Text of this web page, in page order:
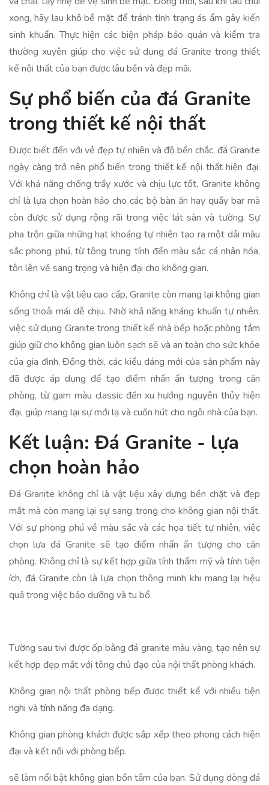
xong, hãy lau khô bề mặt để tránh tình trạng ás ẩm gây kiến
sinh khuẩn. Thực hiện các biện pháp bảo quản và kiểm tra
thường xuyên giúp cho việc sử dụng đá Granite trong thiết
kế nội thất của bạn được lâu bền và đẹp mãi.
Sự phổ biến của đá Granite
trong thiết kế nội thất
Được biết đến với vẻ đẹp tự nhiên và độ bền chắc, đá Granite
ngày càng trở nên phổ biến trong thiết kế nội thất hiện đại.
Với khả năng chống trầy xước và chịu lực tốt, Granite không
chỉ là lựa chọn hoàn hảo cho các bộ bàn ăn hay quầy bar mà
còn được sử dụng rộng rãi trong việc lát sàn và tường. Sự
pha trộn giữa những hạt khoáng tự nhiên tạo ra một dải màu
sắc phong phú, từ tông trung tính đến màu sắc cá nhân hóa,
tôn lên vẻ sang trọng và hiện đại cho không gian.
Không chỉ là vật liệu cao cấp, Granite còn mang lại không gian
sống thoải mái dễ chịu. Nhờ khả năng kháng khuẩn tự nhiên,
việc sử dụng Granite trong thiết kế nhà bếp hoặc phòng tắm
giúp giữ cho không gian luôn sạch sẽ và an toàn cho sức khỏe
của gia đình. Đồng thời, các kiểu dáng mới của sản phẩm này
đã được áp dụng để tạo điểm nhấn ấn tượng trong căn
phòng, từ gam màu classic đến xu hướng nguyên thủy hiện
đại, giúp mang lại sự mới lạ và cuốn hút cho ngôi nhà của bạn.
Kết luận: Đá Granite - lựa
chọn hoàn hảo
Đá Granite không chỉ là vật liệu xây dựng bền chặt và đẹp
mắt mà còn mang lại sự sang trọng cho không gian nội thất.
Với sự phong phú về màu sắc và các họa tiết tự nhiên, việc
chọn lựa đá Granite sẽ tạo điểm nhấn ấn tượng cho căn
phòng. Không chỉ là sự kết hợp giữa tính thẩm mỹ và tính tiện
ích, đá Granite còn là lựa chọn thông minh khi mang lại hiệu
quả trong việc bảo dưỡng và tu bổ.
Tường sau tivi được ốp bằng đá granite màu vàng, tạo nên sự
kết hợp đẹp mắt với tông chủ đạo của nội thất phòng khách.
Không gian nội thất phòng bếp được thiết kế với nhiều tiện
nghi và tính năng đa dạng.
Không gian phòng khách được sắp xếp theo phong cách hiện
đại và kết nối với phòng bếp.
sẽ làm nổi bật không gian bồn tắm của bạn. Sử dụng dòng đá